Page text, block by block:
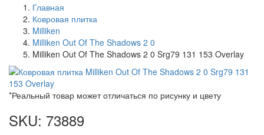
Главная
Ковровая плитка
Milliken
Milliken Out Of The Shadows 2 0
Milliken Out Of The Shadows 2 0 Srg79 131 153 Overlay
*Реальный товар может отличаться по рисунку и цвету
SKU: 73889